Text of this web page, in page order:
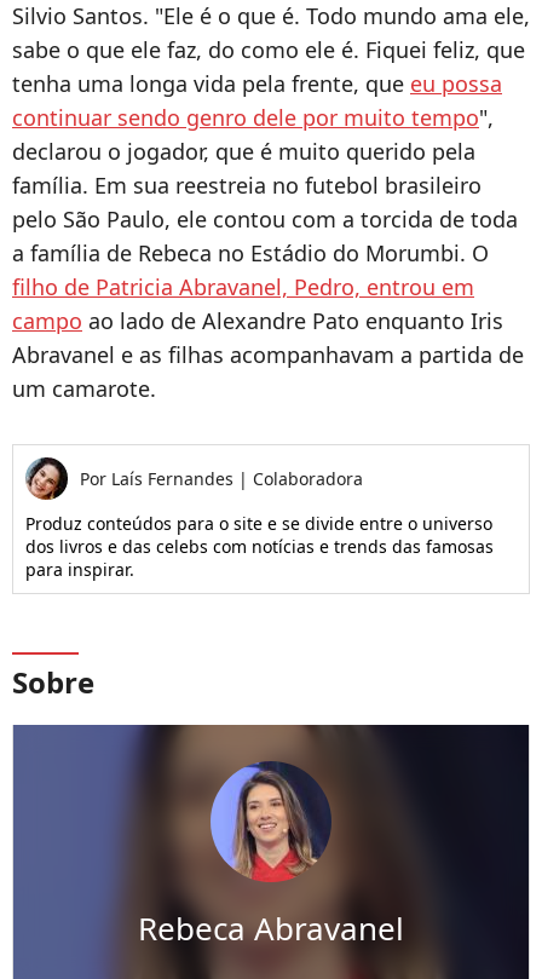
Silvio Santos. "Ele é o que é. Todo mundo ama ele,
sabe o que ele faz, do como ele é. Fiquei feliz, que
tenha uma longa vida pela frente, que eu possa
continuar sendo genro dele por muito tempo",
declarou o jogador, que é muito querido pela
família. Em sua reestreia no futebol brasileiro
pelo São Paulo, ele contou com a torcida de toda
a família de Rebeca no Estádio do Morumbi. O
filho de Patricia Abravanel, Pedro, entrou em
campo ao lado de Alexandre Pato enquanto Iris
Abravanel e as filhas acompanhavam a partida de
um camarote.
Por Laís Fernandes | Colaboradora
Produz conteúdos para o site e se divide entre o universo
dos livros e das celebs com notícias e trends das famosas
para inspirar.
Sobre
Rebeca Abravanel